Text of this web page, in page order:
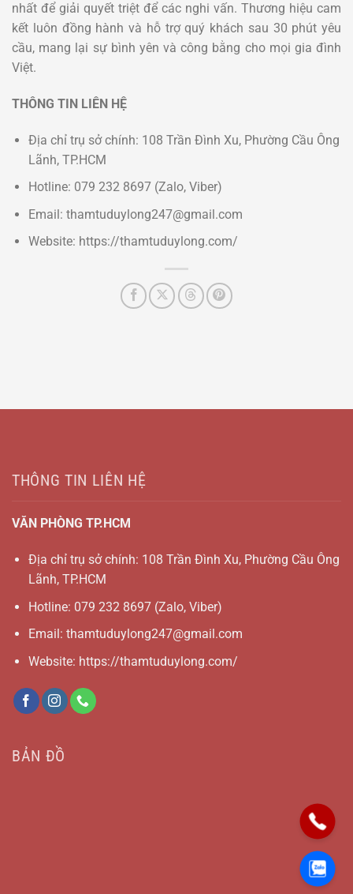
nhất để giải quyết triệt để các nghi vấn. Thương hiệu cam
kết luôn đồng hành và hỗ trợ quý khách sau 30 phút yêu
cầu, mang lại sự bình yên và công bằng cho mọi gia đình
Việt.
THÔNG TIN LIÊN HỆ
Địa chỉ trụ sở chính: 108 Trần Đình Xu, Phường Cầu Ông
Lãnh, TP.HCM
Hotline: 079 232 8697 (Zalo, Viber)
Email: thamtuduylong247@gmail.com
Website: https://thamtuduylong.com/
THÔNG TIN LIÊN HỆ
VĂN PHÒNG TP.HCM
Địa chỉ trụ sở chính: 108 Trần Đình Xu, Phường Cầu Ông
Lãnh, TP.HCM
Hotline: 079 232 8697(Zalo, Viber)
Email: thamtuduylong247@gmail.com
Website: https://thamtuduylong.com/
BẢN ĐỒ